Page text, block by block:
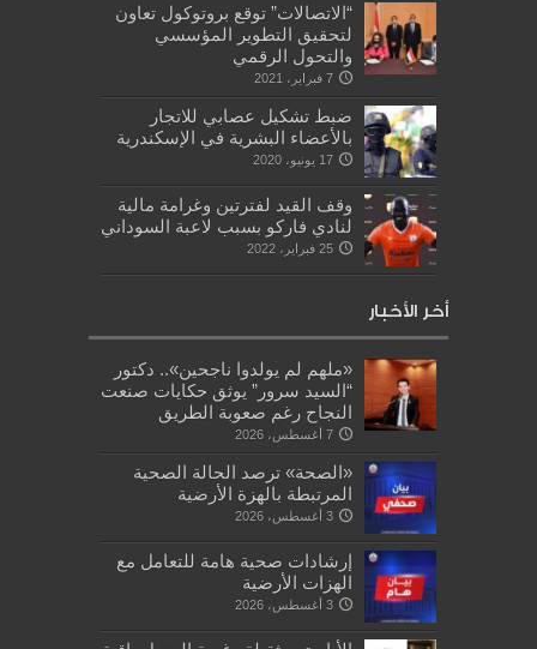
“الاتصالات” توقع بروتوكول تعاون
لتحقيق التطوير المؤسسي
والتحول الرقمي
7 فبراير، 2021
ضبط تشكيل عصابي للاتجار
بالأعضاء البشرية في الإسكندرية
17 يونيو، 2020
وقف القيد لفترتين وغرامة مالية
لنادي فاركو بسبب لاعبة السوداني
25 فبراير، 2022
أخر الأخبار
«ملهم لم يولدوا ناجحين».. دكتور
“السيد سرور” يوثق حكايات صنعت
النجاح رغم صعوبة الطريق
7 أغسطس، 2026
«الصحة» ترصد الحالة الصحية
المرتبطة بالهزة الأرضية
3 أغسطس، 2026
إرشادات صحية هامة للتعامل مع
الهزات الأرضية
3 أغسطس، 2026